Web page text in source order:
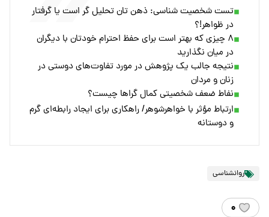
تست شخصیت شناسی: ذهن تان تحلیل گر است یا گرفتار
در ظواهر!؟
۸ چیزی که بهتر است برای حفظ احترام خودتان با دیگران
در میان نگذارید
نتیجه جالب یک پژوهش در مورد تفاوت‌های دوستی در
زنان و مردان
نفاط ضعف شخصیتی کمال گراها چیست؟
ارتباط مؤثر با خواهرشوهر/ راهکاری برای ایجاد رابطه‌ای گرم
و دوستانه
روانشناسی
۰